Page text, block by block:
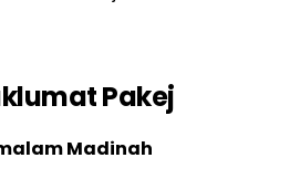
Pakej
Madinah